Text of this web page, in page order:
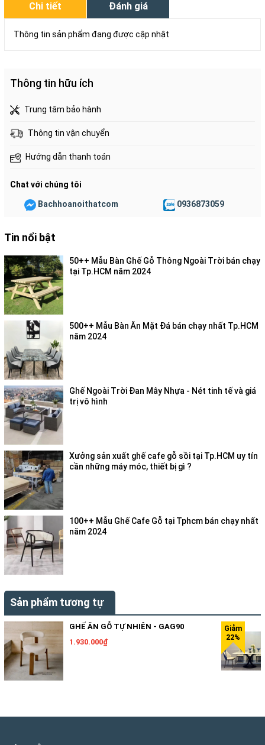
Chi tiết Đánh giá
Thông tin sản phẩm đang được cập nhật
Thông tin hữu ích
Trung tâm bảo hành
Thông tin vận chuyển
Hướng dẫn thanh toán
Chat với chúng tôi
Bachhoanoithatcom 0936873059
Tin nổi bật
50++ Mẫu Bàn Ghế Gỗ Thông Ngoài Trời bán chạy
tại Tp.HCM năm 2024
500++ Mẫu Bàn Ăn Mặt Đá bán chạy nhất Tp.HCM
năm 2024
Ghế Ngoài Trời Đan Mây Nhựa - Nét tinh tế và giá
trị vô hình
Xưởng sản xuất ghế cafe gỗ sồi tại Tp.HCM uy tín
cần những máy móc, thiết bị gì ?
100++ Mẫu Ghế Cafe Gỗ tại Tphcm bán chạy nhất
năm 2024
Sản phẩm tương tự
GHẾ ĂN GỖ TỰ NHIÊN - GAG90
1.930.000₫